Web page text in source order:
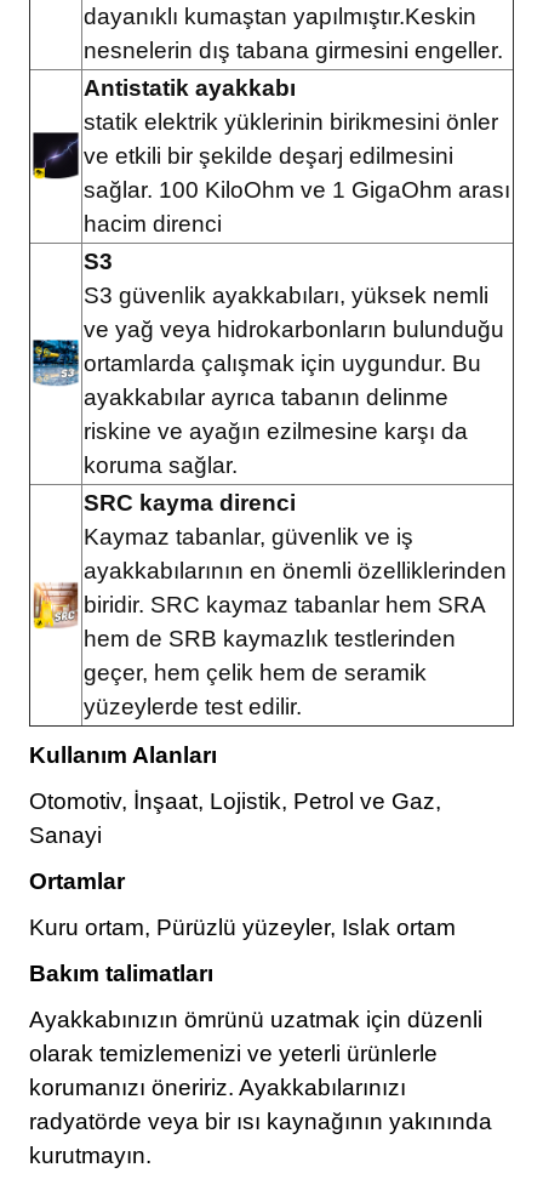
dayanıklı kumaştan yapılmıştır.Keskin
nesnelerin dış tabana girmesini engeller.
Antistatik ayakkabı
statik elektrik yüklerinin birikmesini önler
ve etkili bir şekilde deşarj edilmesini
sağlar. 100 KiloOhm ve 1 GigaOhm arası
hacim direnci
S3
S3 güvenlik ayakkabıları, yüksek nemli
ve yağ veya hidrokarbonların bulunduğu
ortamlarda çalışmak için uygundur. Bu
ayakkabılar ayrıca tabanın delinme
riskine ve ayağın ezilmesine karşı da
koruma sağlar.
SRC kayma direnci
Kaymaz tabanlar, güvenlik ve iş
ayakkabılarının en önemli özelliklerinden
biridir. SRC kaymaz tabanlar hem SRA
hem de SRB kaymazlık testlerinden
geçer, hem çelik hem de seramik
yüzeylerde test edilir.
Kullanım Alanları
Otomotiv, İnşaat, Lojistik, Petrol ve Gaz,
Sanayi
Ortamlar
Kuru ortam, Pürüzlü yüzeyler, Islak ortam
Bakım talimatları
Ayakkabınızın ömrünü uzatmak için düzenli
olarak temizlemenizi ve yeterli ürünlerle
korumanızı öneririz. Ayakkabılarınızı
radyatörde veya bir ısı kaynağının yakınında
kurutmayın.